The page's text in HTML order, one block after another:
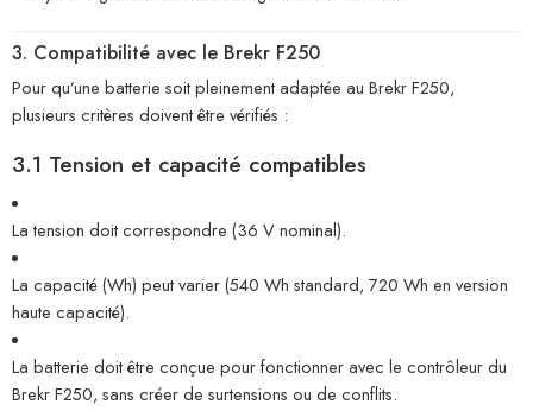
3. Compatibilité avec le Brekr F250
Pour qu’une batterie soit pleinement adaptée au Brekr F250,
plusieurs critères doivent être vérifiés :
3.1 Tension et capacité compatibles
La tension doit correspondre (36 V nominal).
La capacité (Wh) peut varier (540 Wh standard, 720 Wh en version
haute capacité).
La batterie doit être conçue pour fonctionner avec le contrôleur du
Brekr F250, sans créer de surtensions ou de conflits.